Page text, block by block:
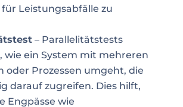
Leistungsabfälle zu
– Parallelitätstests
wie ein System mit mehreren
oder Prozessen umgeht, die
darauf zugreifen. Dies hilft,
Engpässe wie